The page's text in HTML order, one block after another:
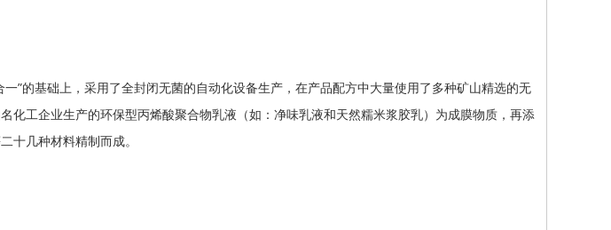
”的基础上，采用了全封闭无菌的自动化设备生产，在产品配方中大量使用了多种矿山精选的无
工企业生产的环保型丙烯酸聚合物乳液（如：净味乳液和天然糯米浆胶乳）为成膜物质，再添
十几种材料精制而成。